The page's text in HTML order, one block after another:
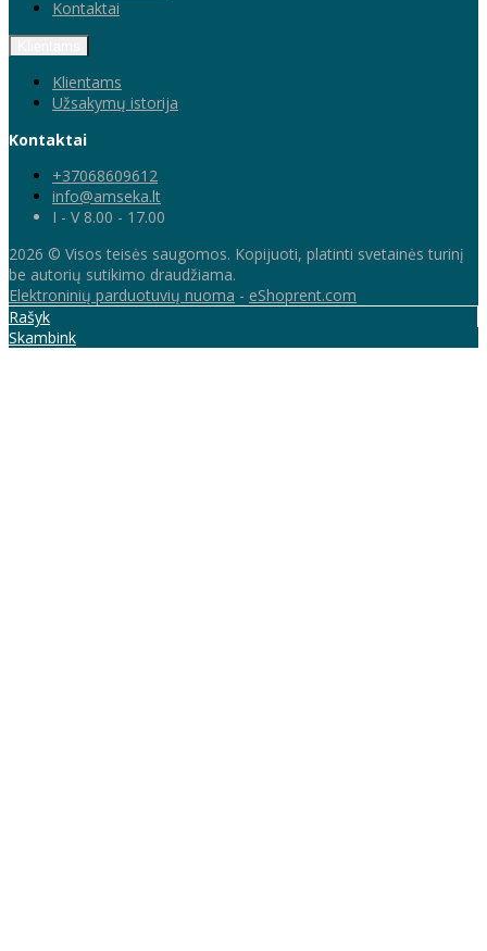
Kontaktai
Klientams
Užsakymų istorija
Kontaktai
+37068609612
info@amseka.lt
I - V 8.00 - 17.00
2026 © Visos teisės saugomos. Kopijuoti, platinti svetainės turinį
be autorių sutikimo draudžiama.
Elektroninių parduotuvių nuoma - eShoprent.com
Rašyk
Skambink